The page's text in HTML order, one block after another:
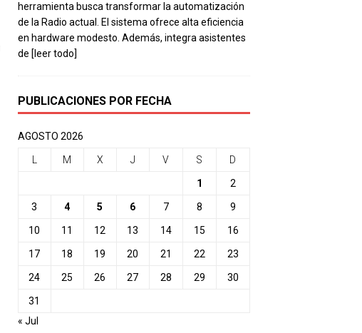
herramienta busca transformar la automatización
de la Radio actual. El sistema ofrece alta eficiencia
en hardware modesto. Además, integra asistentes
de [leer todo]
PUBLICACIONES POR FECHA
AGOSTO 2026
M X J V S D
1 2
3 4 5 6 7 8 9
10 11 12 13 14 15 16
17 18 19 20 21 22 23
24 25 26 27 28 29 30
31
« Jul